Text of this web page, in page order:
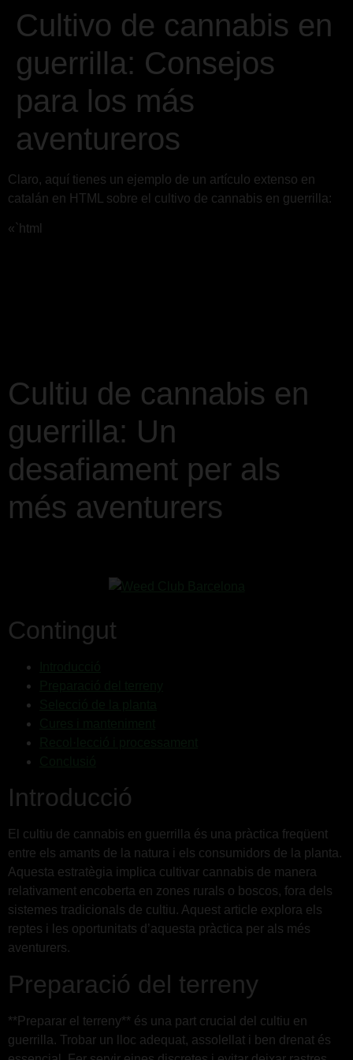
Cultivo de cannabis en
guerrilla: Consejos
para los más
aventureros
Claro, aquí tienes un ejemplo de un artículo extenso en
catalán en HTML sobre el cultivo de cannabis en guerrilla:
«`html
Cultiu de cannabis en
guerrilla: Un
desafiament per als
més aventurers
Contingut
Introducció
El cultiu de cannabis en guerrilla és una pràctica freqüent
entre els amants de la natura i els consumidors de la planta.
Aquesta estratègia implica cultivar cannabis de manera
relativament encoberta en zones rurals o boscos, fora dels
sistemes tradicionals de cultiu. Aquest article explora els
reptes i les oportunitats d’aquesta pràctica per als més
aventurers.
Preparació del terreny
**Preparar el terreny** és una part crucial del cultiu en
guerrilla. Trobar un lloc adequat, assolellat i ben drenat és